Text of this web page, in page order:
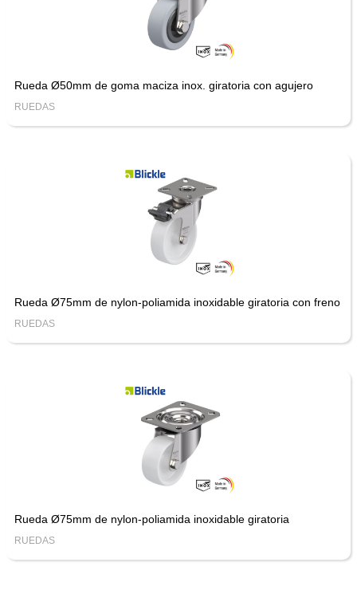
Rueda Ø50mm de goma maciza inox. giratoria con agujero
RUEDAS
Rueda Ø75mm de nylon-poliamida inoxidable giratoria con freno
RUEDAS
Rueda Ø75mm de nylon-poliamida inoxidable giratoria
RUEDAS